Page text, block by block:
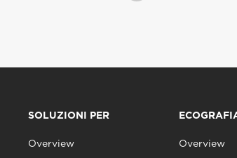
SOLUZIONI PER
Overview Overview